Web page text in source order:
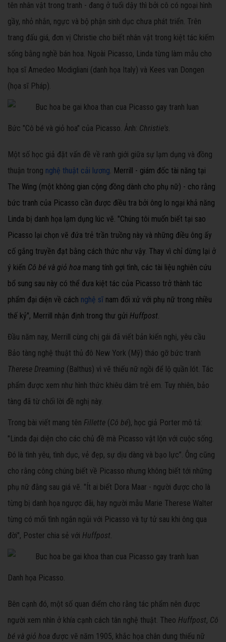
tên nhân vật trong tranh - đang ở tuổi dậy thì bởi cô có ngoại hình
gầy, nhỏ nhắn, ngực và bộ phận sinh dục chưa phát triển. Trên
trang đấu giá, đơn vị Christie cho biết nhân vật trong kiệt tác kiếm
sống bằng nghề bán hoa. Ngoài Picasso, Linda từng làm mẫu cho
họa sĩ Amedeo Modigliani (danh họa Italy) và Kees van Dongen
(họa sĩ Pháp).
Bức "Cô bé và giỏ hoa" của Picasso. Ảnh: Christie's.
Một số học giả đặt vấn đề về ranh giới giữa sự lạm dụng và đồng
thuận trong nghệ thuật cải lương. Merrill - giám đốc tài năng tại
The Wing (một không gian cộng đồng dành cho phụ nữ) - cho rằng
bức tranh của Picasso cần được điều tra bởi ông lo ngại khả năng
Linda bị danh họa lạm dụng lúc vẽ. "Chúng tôi muốn biết tại sao
Picasso lại chọn vẽ đứa trẻ trần truồng này và những điều ông ấy
cố gắng truyền đạt bằng cách thức như vậy. Thay vì chỉ dừng lại ở
ý kiến Cô bé và giỏ hoa mang tính gợi tình, các tài liệu nghiên cứu
bổ sung sau này có thể đưa kiệt tác của Picasso trở thành tác
phẩm đại diện về cách nghệ sĩ nam đối xử với phụ nữ trong nhiều
thế kỷ", Merrill nhận định trong thư gửi Huffpost.
Đầu năm nay, Merrill cùng chị gái đã viết bản kiến nghị, yêu cầu
Bảo tàng nghệ thuật thủ đô New York (Mỹ) tháo gỡ bức tranh
Therese Dreaming (Balthus) vì vẽ thiếu nữ ngồi để lộ quần lót. Tác
phẩm được xem như hình thức khiêu dâm trẻ em. Tuy nhiên, bảo
tàng đã từ chối lời đề nghị này.
Trong bài viết mang tên Fillette (Cô bé), học giả Porter mô tả:
"Linda đại diện cho các chủ đề mà Picasso vật lộn với cuộc sống.
Đó là tình yêu, tình dục, vẻ đẹp, sự dịu dàng và bạo lực”. Ông cũng
cho rằng công chúng biết về Picasso nhưng không biết tới những
phụ nữ đằng sau giá vẽ. "Ít ai biết Dora Maar - người được cho là
từng bị danh họa ngược đãi, hay người mẫu Marie Therese Walter
từng có mối tình ngắn ngủi với Picasso và tự tử sau khi ông qua
đời", Poster chia sẻ với Huffpost.
Danh họa Picasso.
Bên cạnh đó, một số quan điểm cho rằng tác phẩm nên được
người xem nhìn ở khía cạnh cách tân nghệ thuật. Theo Huffpost, Cô
bé và giỏ hoa được vẽ năm 1905, khắc họa chân dung thiếu nữ